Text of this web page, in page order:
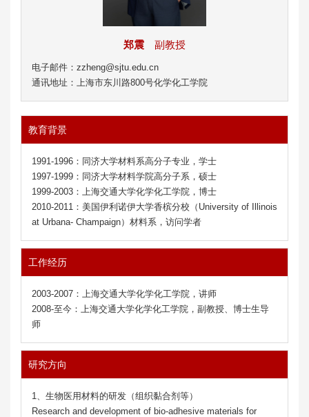
郑震 副教授
电子邮件：zzheng@sjtu.edu.cn
通讯地址：上海市东川路800号化学化工学院
教育背景
1991-1996：同济大学材料系高分子专业，学士
1997-1999：同济大学材料学院高分子系，硕士
1999-2003：上海交通大学化学化工学院，博士
2010-2011：美国伊利诺伊大学香槟分校（University of Illinois
at Urbana- Champaign）材料系，访问学者
工作经历
2003-2007：上海交通大学化学化工学院，讲师
2008-至今：上海交通大学化学化工学院，副教授、博士生导
师
研究方向
1、生物医用材料的研发（组织黏合剂等）
Research and development of bio-adhesive materials for